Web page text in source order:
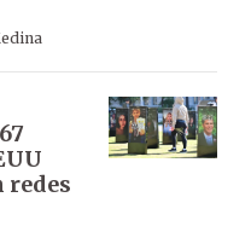
redes